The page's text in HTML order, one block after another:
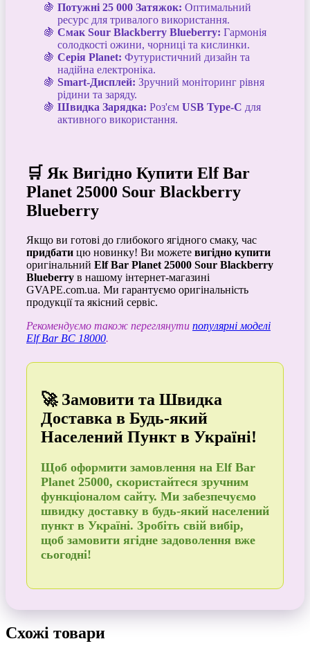
Потужні 25 000 Затяжок: Оптимальний
ресурс для тривалого використання.
Смак Sour Blackberry Blueberry: Гармонія
солодкості ожини, чорниці та кислинки.
Серія Planet: Футуристичний дизайн та
надійна електроніка.
Smart-Дисплей: Зручний моніторинг рівня
рідини та заряду.
Швидка Зарядка: Роз'єм USB Type-C для
активного використання.
🛒 Як Вигідно Купити Elf Bar
Planet 25000 Sour Blackberry
Blueberry
Якщо ви готові до глибокого ягідного смаку, час
придбати цю новинку! Ви можете вигідно купити
оригінальний Elf Bar Planet 25000 Sour Blackberry
Blueberry в нашому інтернет-магазині
GVAPE.com.ua. Ми гарантуємо оригінальність
продукції та якісний сервіс.
Рекомендуємо також переглянути популярні моделі
Elf Bar BC 18000.
🚀 Замовити та Швидка
Доставка в Будь-який
Населений Пункт в Україні!
Щоб оформити замовлення на Elf Bar
Planet 25000, скористайтеся зручним
функціоналом сайту. Ми забезпечуємо
швидку доставку в будь-який населений
пункт в Україні. Зробіть свій вибір,
щоб замовити ягідне задоволення вже
сьогодні!
Схожі товари